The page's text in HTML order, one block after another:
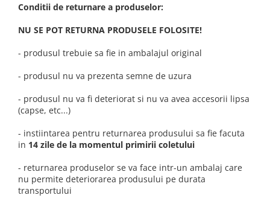
Conditii de returnare a produselor:
NU SE POT RETURNA PRODUSELE FOLOSITE!
- produsul trebuie sa fie in ambalajul original
- produsul nu va prezenta semne de uzura
- produsul nu va fi deteriorat si nu va avea accesorii lipsa
(capse, etc...)
- instiintarea pentru returnarea produsului sa fie facuta
in 14 zile de la momentul primirii coletului
- returnarea produselor se va face intr-un ambalaj care
nu permite deteriorarea produsului pe durata
transportului